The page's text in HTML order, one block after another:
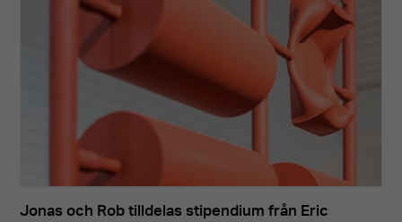
Jonas och Rob tilldelas stipendium från Eric
intressen och
ditt beteende
när du surfar
ökar du chansen
att få se
personligt
anpassat
innehåll och